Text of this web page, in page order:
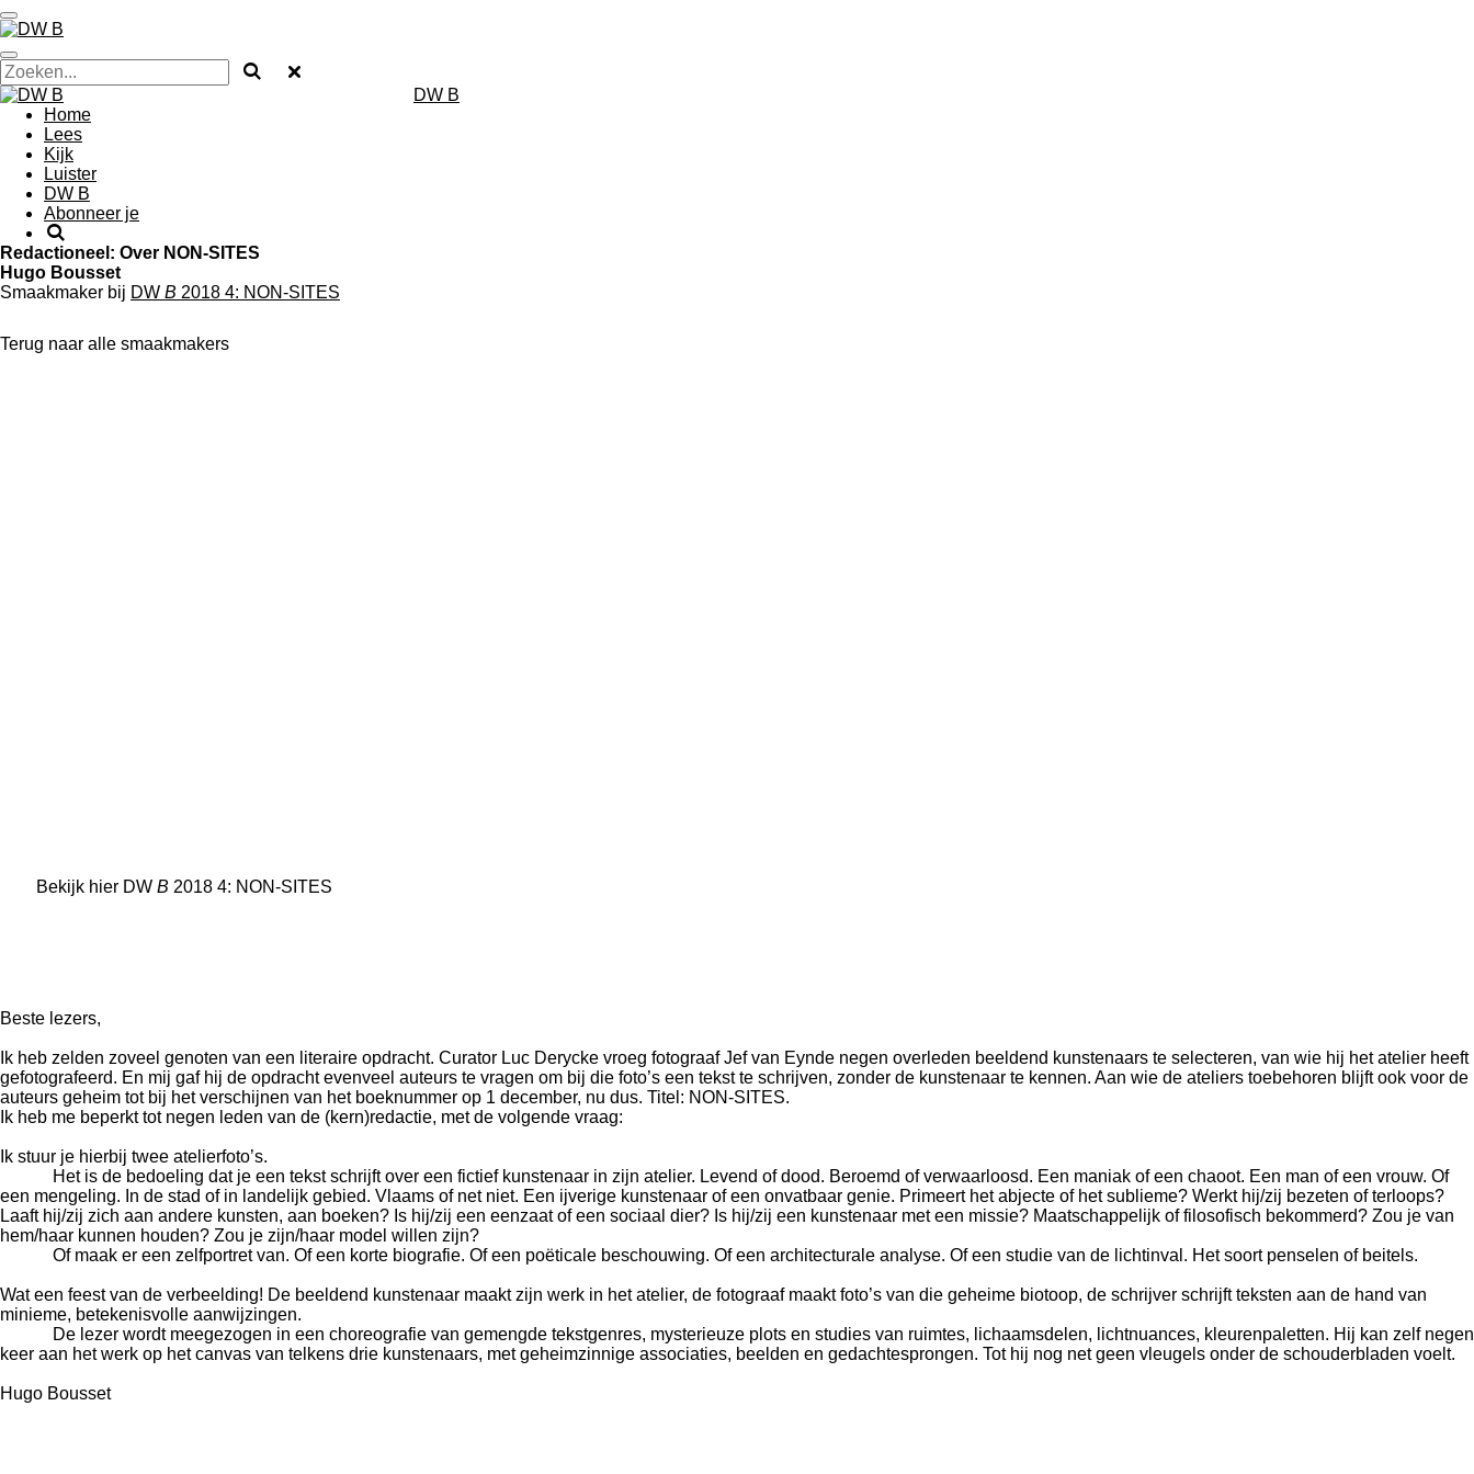
Ga
direct
naar
de
hoofdinhoud
DW B
Home
Lees
Kijk
Luister
DW B
Abonneer je
Redactioneel: Over NON-SITES
Hugo Bousset
Smaakmaker bij DW B 2018 4: NON-SITES
Terug naar alle smaakmakers
Bekijk hier DWB 2018 4: NON-SITES
Beste lezers,
Ik heb zelden zoveel genoten van een literaire opdracht. Curator Luc Derycke vroeg fotograaf Jef van Eynde negen overleden beeldend kunstenaars te selecteren, van wie hij het atelier heeft
gefotografeerd. En mij gaf hij de opdracht evenveel auteurs te vragen om bij die foto’s een tekst te schrijven, zonder de kunstenaar te kennen. Aan wie de ateliers toebehoren blijft ook voor de
auteurs geheim tot bij het verschijnen van het boeknummer op 1 december, nu dus. Titel: NON-SITES.
Ik heb me beperkt tot negen leden van de (kern)redactie, met de volgende vraag:
Ik stuur je hierbij twee atelierfoto’s.
Het is de bedoeling dat je een tekst schrijft over een fictief kunstenaar in zijn atelier. Levend of dood. Beroemd of verwaarloosd. Een maniak of een chaoot. Een man of een vrouw. Of
een mengeling. In de stad of in landelijk gebied. Vlaams of net niet. Een ijverige kunstenaar of een onvatbaar genie. Primeert het abjecte of het sublieme? Werkt hij/zij bezeten of terloops?
Laaft hij/zij zich aan andere kunsten, aan boeken? Is hij/zij een eenzaat of een sociaal dier? Is hij/zij een kunstenaar met een missie? Maatschappelijk of filosofisch bekommerd? Zou je van
hem/haar kunnen houden? Zou je zijn/haar model willen zijn?
Of maak er een zelfportret van. Of een korte biografie. Of een poëticale beschouwing. Of een architecturale analyse. Of een studie van de lichtinval. Het soort penselen of beitels.
Wat een feest van de verbeelding! De beeldend kunstenaar maakt zijn werk in het atelier, de fotograaf maakt foto’s van die geheime biotoop, de schrijver schrijft teksten aan de hand van
minieme, betekenisvolle aanwijzingen.
De lezer wordt meegezogen in een choreografie van gemengde tekstgenres, mysterieuze plots en studies van ruimtes, lichaamsdelen, lichtnuances, kleurenpaletten. Hij kan zelf negen
keer aan het werk op het canvas van telkens drie kunstenaars, met geheimzinnige associaties, beelden en gedachtesprongen. Tot hij nog net geen vleugels onder de schouderbladen voelt.
Hugo Bousset